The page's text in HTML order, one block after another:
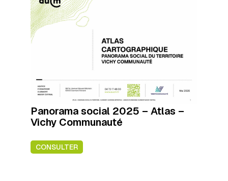
Panorama social 2025 – Atlas –
Vichy Communauté
CONSULTER